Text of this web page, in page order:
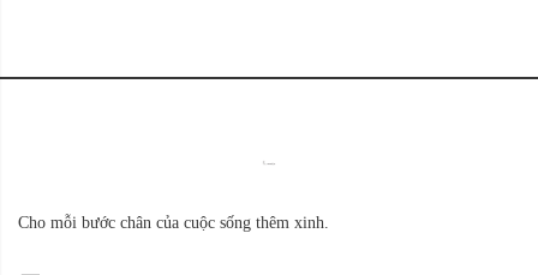
Cho mỗi bước chân của cuộc sống thêm xinh.